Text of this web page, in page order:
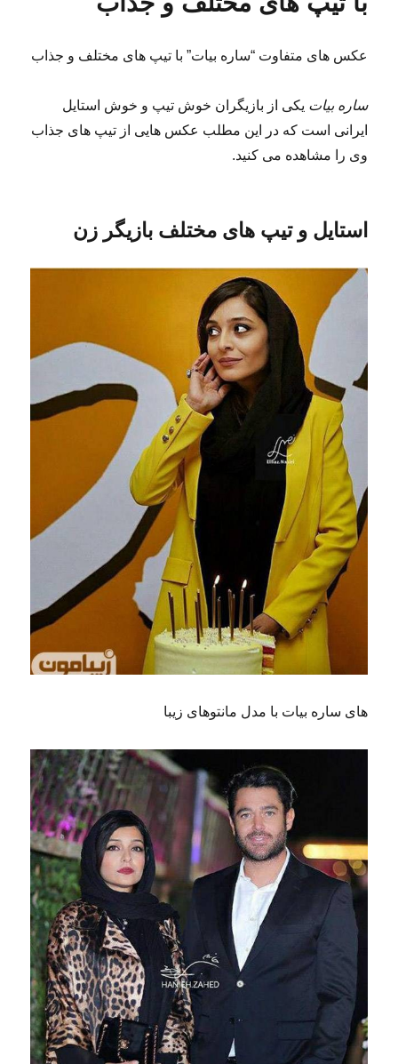
عکس های متفاوت “ساره بیات” با تیپ های مختلف و جذاب
ساره بیات یکی از بازیگران خوش تیپ و خوش استایل
ایرانی است که در این مطلب عکس هایی از تیپ های جذاب
وی را مشاهده می کنید.
استایل و تیپ های مختلف بازیگر زن
های ساره بیات با مدل مانتوهای زیبا